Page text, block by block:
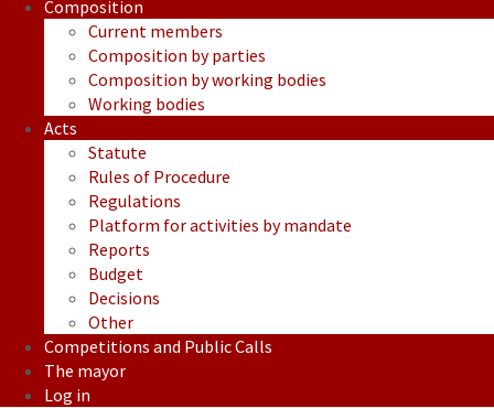
Composition
Current members
Composition by parties
Composition by working bodies
Working bodies
Acts
Statute
Rules of Procedure
Regulations
Platform for activities by mandate
Reports
Budget
Decisions
Other
Competitions and Public Calls
The mayor
Log in